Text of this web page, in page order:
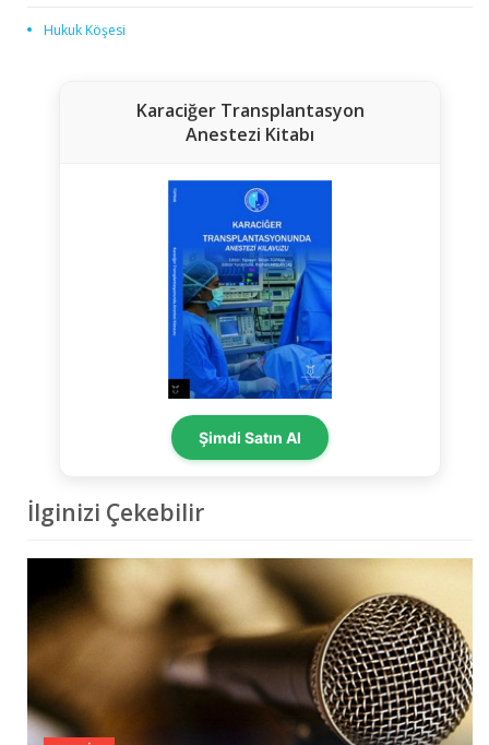
Hukuk Köşesi
Karaciğer Transplantasyon
Anestezi Kitabı
Şimdi Satın Al
İlginizi Çekebilir